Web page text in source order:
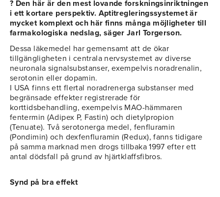
? Den här är den mest lovande forskningsinriktningen
i ett kortare perspektiv. Aptitregleringssystemet är
mycket komplext och här finns många möjligheter till
farmakologiska nedslag, säger Jarl Torgerson.
Dessa läkemedel har gemensamt att de ökar
tillgängligheten i centrala nervsystemet av diverse
neuronala signalsubstanser, exempelvis noradrenalin,
serotonin eller dopamin.
I USA finns ett flertal noradrenerga substanser med
begränsade effekter registrerade för
korttidsbehandling, exempelvis MAO-hämmaren
fentermin (Adipex P, Fastin) och dietylpropion
(Tenuate). Två serotonerga medel, fenfluramin
(Pondimin) och dexfenfluramin (Redux), fanns tidigare
på samma marknad men drogs tillbaka 1997 efter ett
antal dödsfall på grund av hjärtklaffsfibros.
Synd på bra effekt